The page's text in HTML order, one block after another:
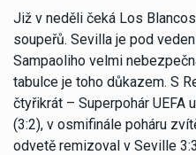
Již v neděli čeká Los
soupeřů. Sevilla je pod
Sampaoliho velmi
tabulce je toho důkazem. S
čtyřikrát – Superpohár UEFA
(3:2), v osmifinále poháru
odvetě remizoval v Seville